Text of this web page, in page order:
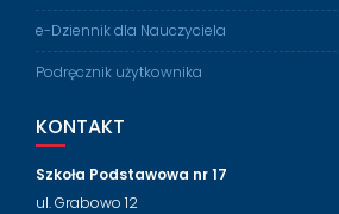
e-Dziennik dla Nauczyciela
Podręcznik użytkownika
KONTAKT
Szkoła Podstawowa nr 17
ul. Grabowo 12